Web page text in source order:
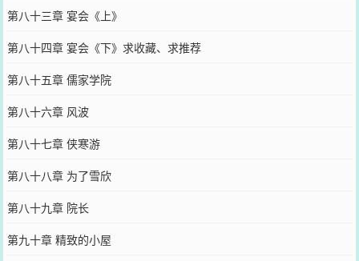
第八十三章 宴会《上》
第八十四章 宴会《下》求收藏、求推荐
第八十五章 儒家学院
第八十六章 风波
第八十七章 侠寒游
第八十八章 为了雪欣
第八十九章 院长
第九十章 精致的小屋